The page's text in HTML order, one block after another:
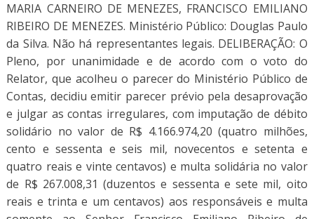
MARIA CARNEIRO DE MENEZES, FRANCISCO EMILIANO
RIBEIRO DE MENEZES. Ministério Público: Douglas Paulo
da Silva. Não há representantes legais. DELIBERAÇÃO: O
Pleno, por unanimidade e de acordo com o voto do
Relator, que acolheu o parecer do Ministério Público de
Contas, decidiu emitir parecer prévio pela desaprovação
e julgar as contas irregulares, com imputação de débito
solidário no valor de R$ 4.166.974,20 (quatro milhões,
cento e sessenta e seis mil, novecentos e setenta e
quatro reais e vinte centavos) e multa solidária no valor
de R$ 267.008,31 (duzentos e sessenta e sete mil, oito
reais e trinta e um centavos) aos responsáveis e multa